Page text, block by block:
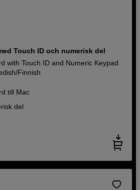
Touch ID och numerisk del
with Touch ID and Numeric Keypad
Finnish
till Mac
del